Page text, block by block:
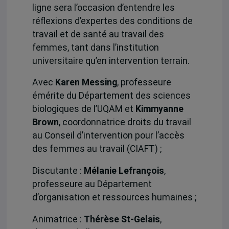
ligne sera l’occasion d’entendre les
réflexions d’expertes des conditions de
travail et de santé au travail des
femmes, tant dans l’institution
universitaire qu’en intervention terrain.
Avec Karen Messing, professeure
émérite du Département des sciences
biologiques de l’UQAM et Kimmyanne
Brown, coordonnatrice droits du travail
au Conseil d’intervention pour l’accès
des femmes au travail (CIAFT) ;
Discutante : Mélanie Lefrançois,
professeure au Département
d’organisation et ressources humaines ;
Animatrice : Thérèse St-Gelais,